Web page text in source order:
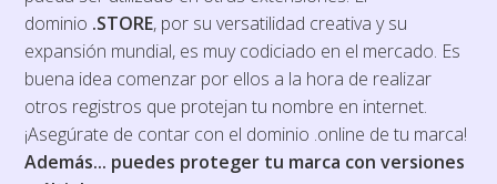
dominio .STORE, por su versatilidad creativa y su
expansión mundial, es muy codiciado en el mercado. Es
buena idea comenzar por ellos a la hora de realizar
otros registros que protejan tu nombre en internet.
¡Asegúrate de contar con el dominio .online de tu marca!
Además... puedes proteger tu marca con versiones